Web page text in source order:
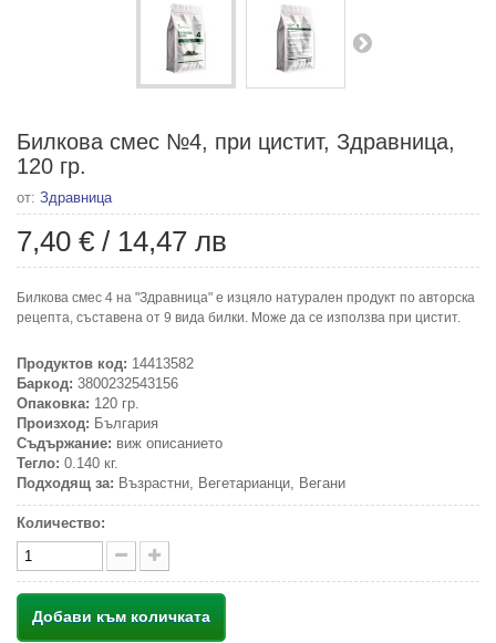
Билкова смес №4, при цистит, Здравница,
120 гр.
от: Здравница
7,40 € / 14,47 лв
Билкова смес 4 на "Здравница" е изцяло натурален продукт по авторска
рецепта, съставена от 9 вида билки. Може да се използва при цистит.
Продуктов код: 14413582
Баркод: 3800232543156
Опаковка: 120 гр.
Произход: България
Съдържание: виж описанието
Тегло: 0.140 кг.
Подходящ за: Възрастни, Вегетарианци, Вегани
Количество:
Добави към количката